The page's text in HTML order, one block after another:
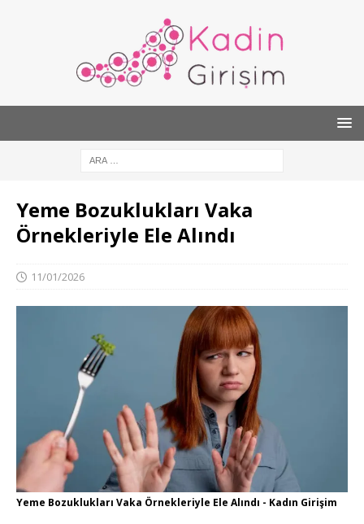
Yeme Bozuklukları Vaka
Örnekleriyle Ele Alındı
11/01/2026
Yeme Bozuklukları Vaka Örnekleriyle Ele Alındı - Kadın Girişim